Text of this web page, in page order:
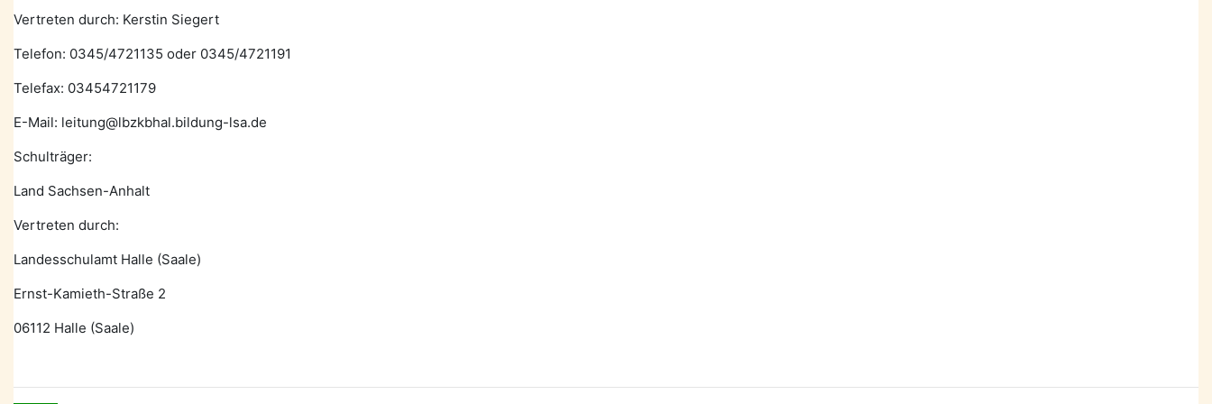
Vertreten durch: Kerstin Siegert
Telefon: 0345/4721135 oder 0345/4721191
Telefax: 03454721179
E-Mail: leitung@lbzkbhal.bildung-lsa.de
Schulträger:
Land Sachsen-Anhalt
Vertreten durch:
Landesschulamt Halle (Saale)
Ernst-Kamieth-Straße 2
06112 Halle (Saale)